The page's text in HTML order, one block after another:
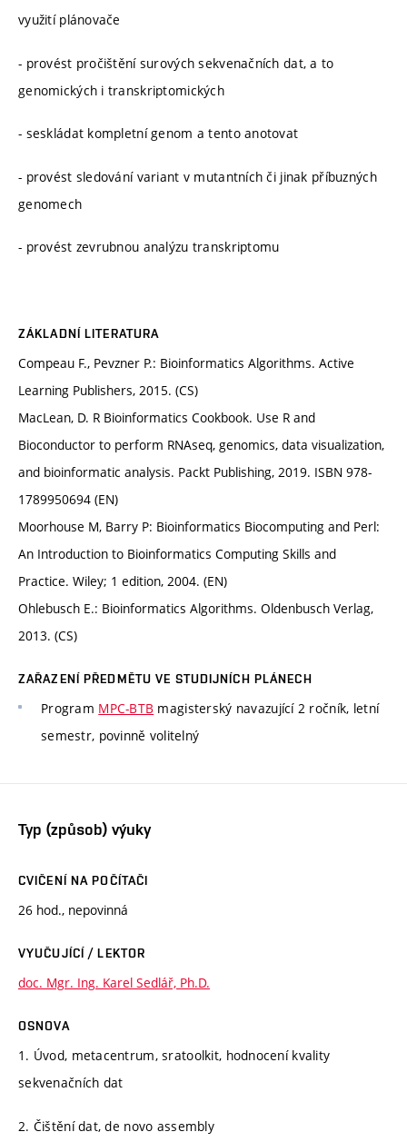
využití plánovače
- provést pročištění surových sekvenačních dat, a to
genomických i transkriptomických
- seskládat kompletní genom a tento anotovat
- provést sledování variant v mutantních či jinak příbuzných
genomech
- provést zevrubnou analýzu transkriptomu
ZÁKLADNÍ LITERATURA
Compeau F., Pevzner P.: Bioinformatics Algorithms. Active
Learning Publishers, 2015. (CS)
MacLean, D. R Bioinformatics Cookbook. Use R and
Bioconductor to perform RNAseq, genomics, data visualization,
and bioinformatic analysis. Packt Publishing, 2019. ISBN 978-
1789950694 (EN)
Moorhouse M, Barry P: Bioinformatics Biocomputing and Perl:
An Introduction to Bioinformatics Computing Skills and
Practice. Wiley; 1 edition, 2004. (EN)
Ohlebusch E.: Bioinformatics Algorithms. Oldenbusch Verlag,
2013. (CS)
ZAŘAZENÍ PŘEDMĚTU VE STUDIJNÍCH PLÁNECH
Program MPC-BTB magisterský navazující 2 ročník, letní
semestr, povinně volitelný
Typ (způsob) výuky
CVIČENÍ NA POČÍTAČI
26 hod., nepovinná
VYUČUJÍCÍ / LEKTOR
doc. Mgr. Ing. Karel Sedlář, Ph.D.
OSNOVA
1. Úvod, metacentrum, sratoolkit, hodnocení kvality
sekvenačních dat
2. Čištění dat, de novo assembly